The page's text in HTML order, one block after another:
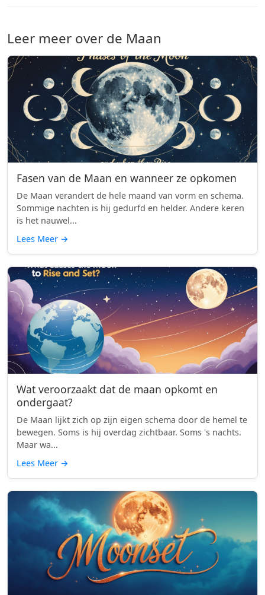
Leer meer over de Maan
Fasen van de Maan en wanneer ze opkomen
De Maan verandert de hele maand van vorm en schema.
Sommige nachten is hij gedurfd en helder. Andere keren
is het nauwel...
Lees Meer →
Wat veroorzaakt dat de maan opkomt en
ondergaat?
De Maan lijkt zich op zijn eigen schema door de hemel te
bewegen. Soms is hij overdag zichtbaar. Soms 's nachts.
Maar wa...
Lees Meer →